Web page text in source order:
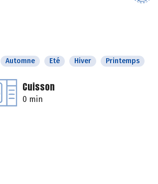
Automne Eté Hiver Printemps
Cuisson
0 min